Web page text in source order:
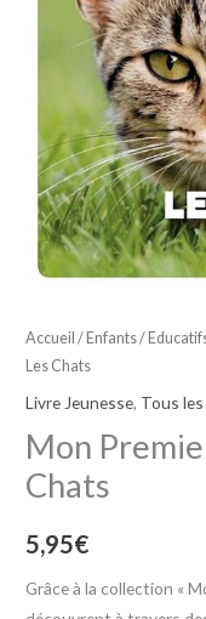
Accueil /Enfants /
Les Chats
Livre Jeunesse, Tous
Mon
Chats
5,95€
Grâce à la collection «